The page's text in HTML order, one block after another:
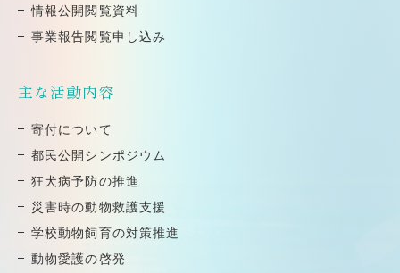
情報公開閲覧資料
事業報告閲覧申し込み
主な活動内容
寄付について
都⺠公開シンポジウム
狂⽝病予防の推進
災害時の動物救護⽀援
学校動物飼育の対策推進
動物愛護の啓発